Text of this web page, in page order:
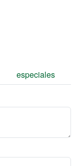
especiales